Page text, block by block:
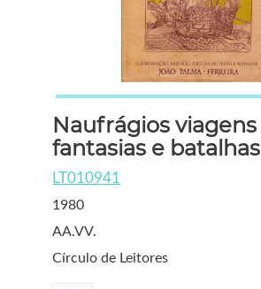
Naufrágios viagens
fantasias e batalhas
LT010941
1980
AA.VV.
Círculo de Leitores